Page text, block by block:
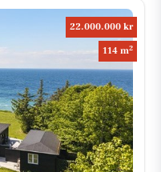
22.000.000 kr
114 m2